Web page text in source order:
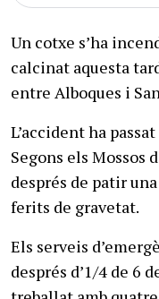
Un cotxe s’ha
calcinat aquesta
entre Alboques i
L’accident ha
Segons els Mossos
després de patir
ferits de gravetat.
Els serveis
després d’1/4 de 6